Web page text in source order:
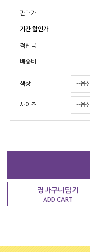
판매가
기간 할인가
적립금
배송비
색상
사이즈
장바구니담기
ADD CART